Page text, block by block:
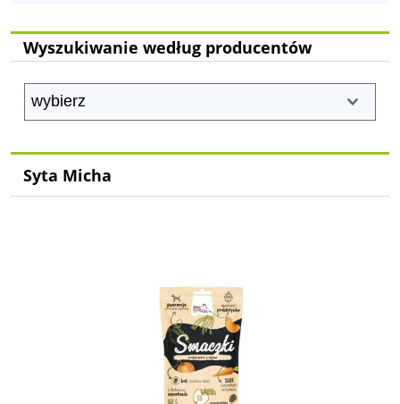
Wyszukiwanie według producentów
Syta Micha